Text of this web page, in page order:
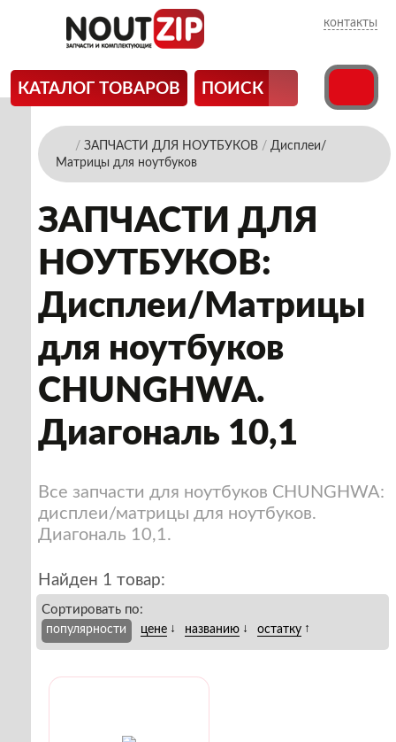
контакты
КАТАЛОГ ТОВАРОВ ПОИСК
/ ЗАПЧАСТИ ДЛЯ НОУТБУКОВ / Дисплеи/
Матрицы для ноутбуков
ЗАПЧАСТИ ДЛЯ
НОУТБУКОВ:
Дисплеи/Матрицы
для ноутбуков
CHUNGHWA.
Диагональ 10,1
Все запчасти для ноутбуков CHUNGHWA:
дисплеи/матрицы для ноутбуков.
Диагональ 10,1.
Найден 1 товар:
Сортировать по:
популярности цене ↓ названию ↓ остатку ↑